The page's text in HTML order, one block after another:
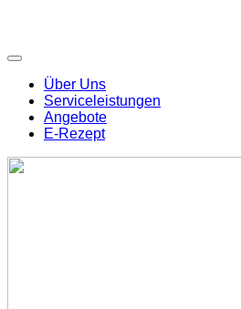
Über Uns
Serviceleistungen
Angebote
E-Rezept